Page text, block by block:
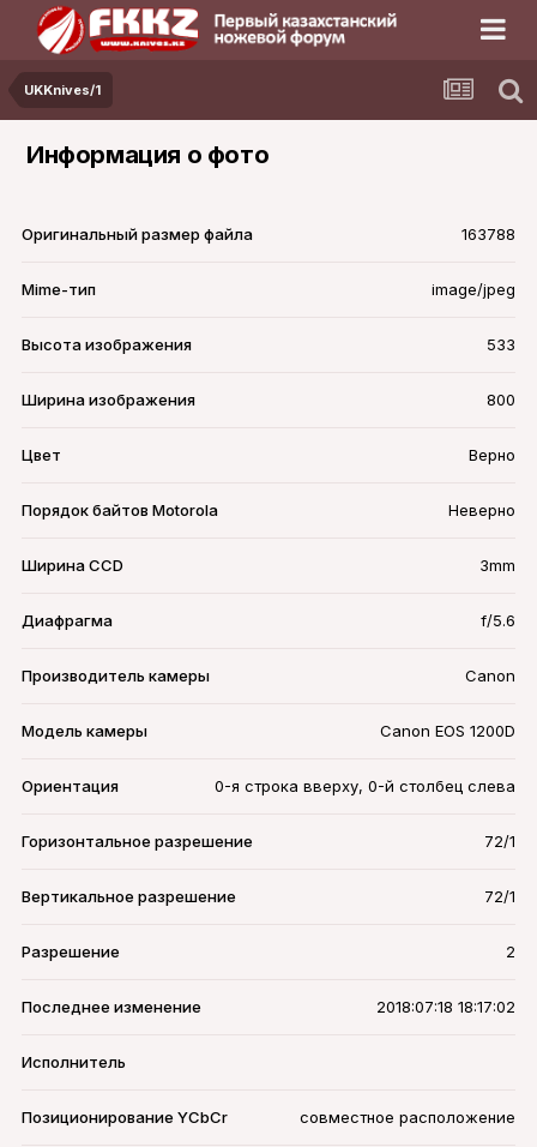
UKKnives/1
Информация о фото
Оригинальный размер файла 163788
Mime-тип image/jpeg
Высота изображения 533
Ширина изображения 800
Цвет Верно
Порядок байтов Motorola Неверно
Ширина CCD 3mm
Диафрагма f/5.6
Производитель камеры Canon
Модель камеры Canon EOS 1200D
Ориентация 0-я строка вверху, 0-й столбец слева
Горизонтальное разрешение 72/1
Вертикальное разрешение 72/1
Разрешение 2
Последнее изменение 2018:07:18 18:17:02
Исполнитель
Позиционирование YCbCr совместное расположение